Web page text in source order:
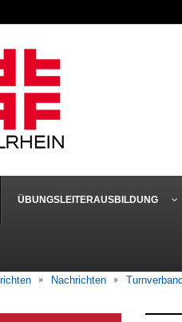
ÜBUNGSLEITERAUSBILDUNG
Nachrichten